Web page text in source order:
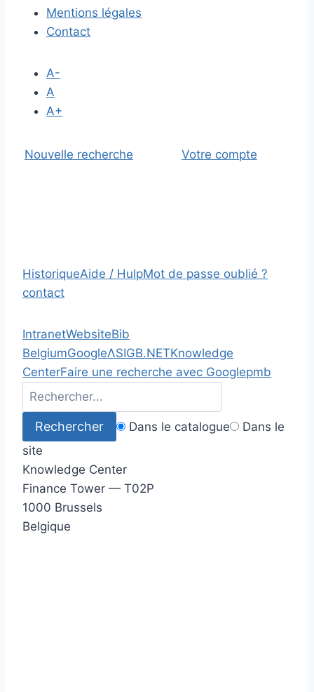
Mentions légales
Contact
A-
A
A+
Nouvelle recherche Votre compte
HistoriqueAide / HulpMot de passe oublié ?
contact
IntranetWebsiteBib
BelgiumGoogleΛSIGB.NETKnowledge
CenterFaire une recherche avec Googlepmb
Dans le catalogue
Dans le
site
Knowledge Center
Finance Tower — T02P
1000 Brussels
Belgique